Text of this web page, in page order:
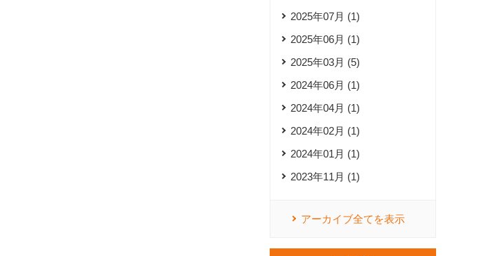
2025年07月 (1)
2025年06月 (1)
2025年03月 (5)
2024年06月 (1)
2024年04月 (1)
2024年02月 (1)
2024年01月 (1)
2023年11月 (1)
アーカイブ全てを表示